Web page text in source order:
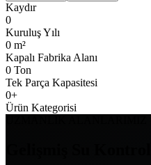
Kaydır
0
Kuruluş Yılı
0 m²
Kapalı Fabrika Alanı
0 Ton
Tek Parça Kapasitesi
0+
Ürün Kategorisi